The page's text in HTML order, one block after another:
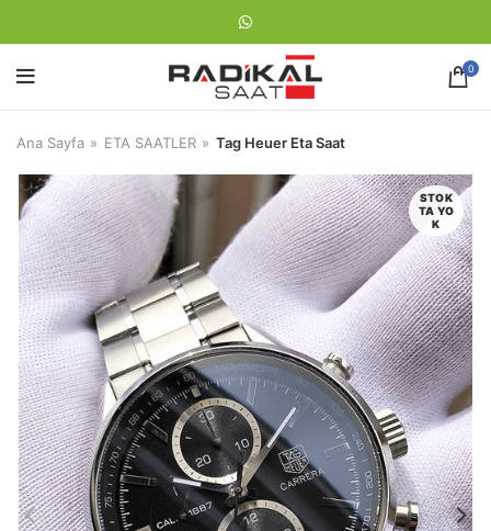
0
Ana Sayfa ETA SAATLER Tag Heuer Eta Saat
STOK
TA YO
K